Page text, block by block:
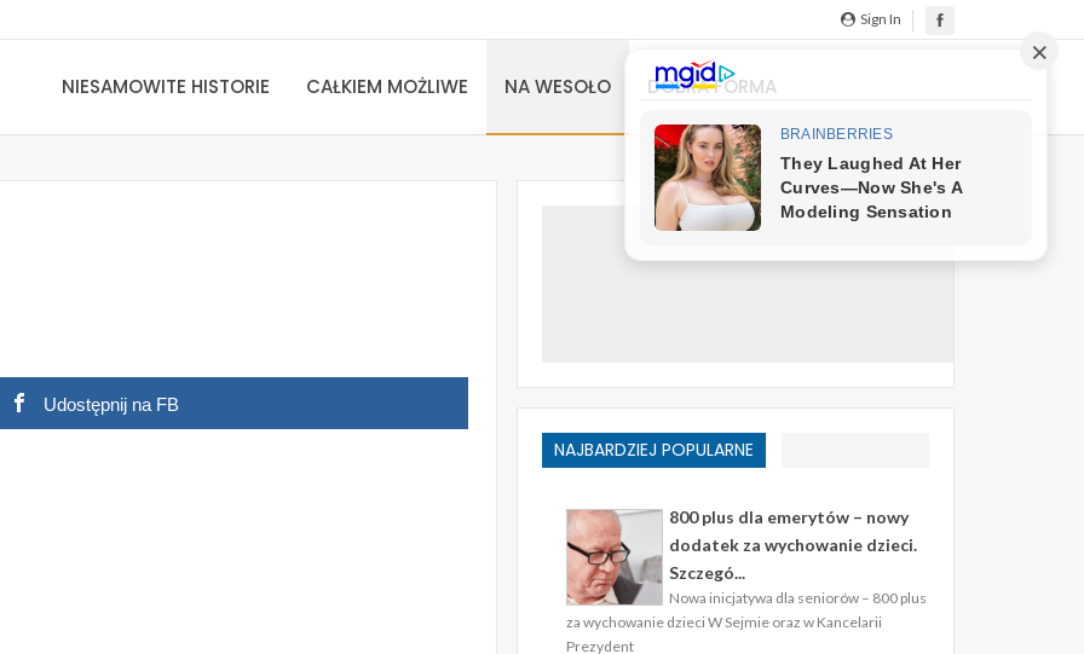
Sign In
NIESAMOWITE HISTORIE CAŁKIEM MOŻLIWE NA WESOŁO DOBRA FORMA
Udostępnij na FB
NAJBARDZIEJ POPULARNE
800 plus dla emerytów – nowy
dodatek za wychowanie dzieci.
Szczegó...
Nowa inicjatywa dla seniorów – 800 plus
za wychowanie dzieci W Sejmie oraz w Kancelarii
Prezydent